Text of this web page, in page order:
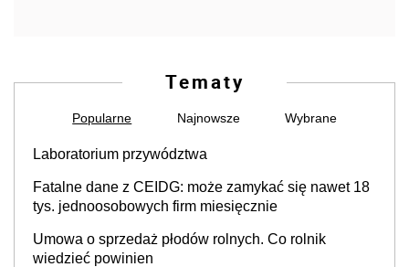
Tematy
Popularne Najnowsze Wybrane
Laboratorium przywództwa
Fatalne dane z CEIDG: może zamykać się nawet 18
tys. jednoosobowych firm miesięcznie
Umowa o sprzedaż płodów rolnych. Co rolnik
wiedzieć powinien